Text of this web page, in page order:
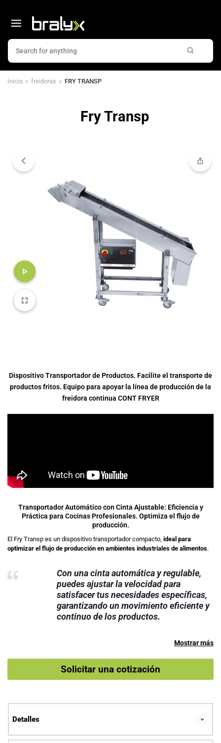
Inicio freidoras FRY TRANSP
Fry Transp
Dispositivo Transportador de Productos. Facilite el transporte de
productos fritos. Equipo para apoyar la línea de producción de la
freidora continua CONT FRYER
Transportador Automático con Cinta Ajustable: Eficiencia y
Práctica para Cocinas Profesionales. Optimiza el flujo de
producción.
El Fry Transp es un dispositivo transportador compacto, ideal para
optimizar el flujo de producción en ambientes industriales de alimentos.
Con una cinta automática y regulable,
puedes ajustar la velocidad para
satisfacer tus necesidades específicas,
garantizando un movimiento eficiente y
continuo de los productos.
Mostrar más
Solicitar una cotización
Detalles